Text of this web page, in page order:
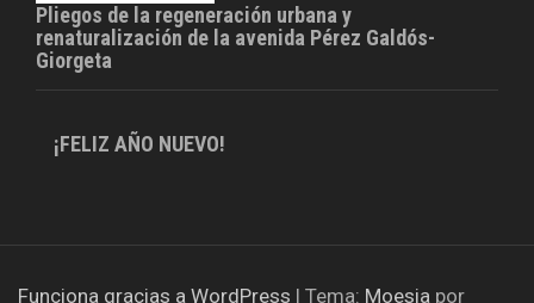
Pliegos de la regeneración urbana y
renaturalización de la avenida Pérez Galdós-
Giorgeta
¡FELIZ AÑO NUEVO!
Funciona gracias a WordPress | Tema: Moesia por